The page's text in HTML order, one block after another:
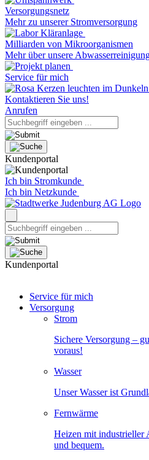
Versorgungsnetz
Mehr zu unserer Stromversorgung
Milliarden von Mikroorganismen
Mehr über unsere
Service für mich
Kontaktieren Sie uns!
Anrufen
Kundenportal
Ich bin Stromkunde
Ich bin Netzkunde
Kundenportal
Service für mich
Versorgung
Strom
Sichere Versorgung –
voraus!
Wasser
Unser Wasser ist
Fernwärme
Heizen mit industrieller
und bequem.